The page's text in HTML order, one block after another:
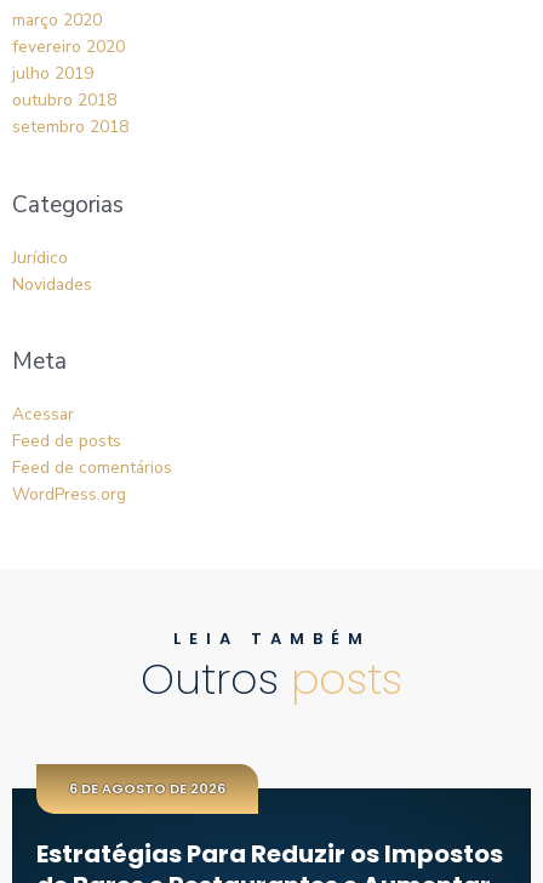
março 2020
fevereiro 2020
julho 2019
outubro 2018
setembro 2018
Categorias
Jurídico
Novidades
Meta
Acessar
Feed de posts
Feed de comentários
WordPress.org
LEIA TAMBÉM
Outros posts
6 DE AGOSTO DE 2026
Estratégias Para Reduzir os Impostos